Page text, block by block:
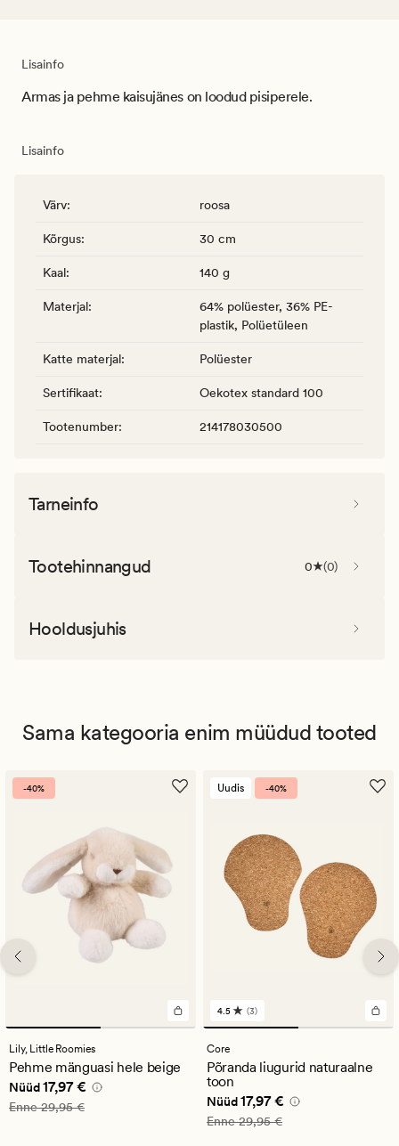
Lisainfo
Armas ja pehme kaisujänes on loodud pisiperele.
Lisainfo
Värv: roosa
Kõrgus: 30 cm
Kaal: 140 g
Materjal:
64% polüester, 36% PE-
plastik, Polüetüleen
Katte materjal: Polüester
Sertifikaat: Oekotex standard 100
Tootenumber: 214178030500
Tarneinfo
Tootehinnangud 0 (0)
Hooldusjuhis
Sama kategooria enim müüdud tooted
-40%
Lily, Little Roomies
Pehme mänguasi hele beige
Nåværende pris_ee
Nüüd17,97 €
Vanlig pris_ee
Enne29,95 €
Uudis -40%
3
arvustust
keskmise
hinnanguga
4.5
4.5 (3)
Core
Põranda liugurid naturaalne
toon
Nåværende pris_ee
Nüüd17,97 €
Vanlig pris_ee
Enne29,95 €